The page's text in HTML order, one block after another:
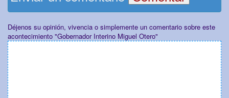
Déjenos su opinión, vivencia o simplemente un comentario sobre este
acontecimiento "Gobernador Interino Miguel Otero"